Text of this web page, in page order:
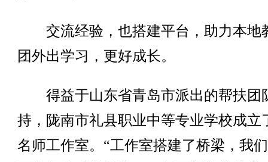
交流经验，也搭建平台，助力本地
团外出学习，更好成长。
得益于山东省青岛市派出的帮扶团
持，陇南市礼县职业中等专业学校成立
名师工作室。“工作室搭建了桥梁，我